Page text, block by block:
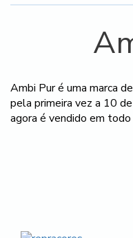
Ambi Pur é uma marca
pela primeira vez a 10
agora é vendido em todo